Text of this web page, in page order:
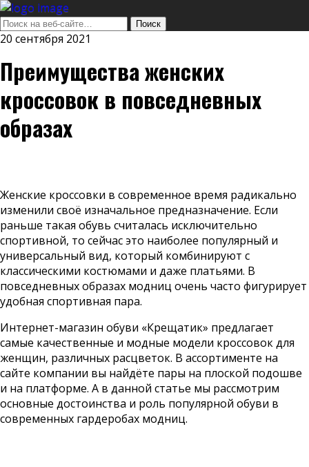
20 сентября 2021
Преимущества женских
кроссовок в повседневных
образах
Женские кроссовки в современное время радикально
изменили своё изначальное предназначение. Если
раньше такая обувь считалась исключительно
спортивной, то сейчас это наиболее популярный и
универсальный вид, который комбинируют с
классическими костюмами и даже платьями. В
повседневных образах модниц очень часто фигурирует
удобная спортивная пара.
Интернет-магазин обуви «Крещатик» предлагает
самые качественные и модные модели кроссовок для
женщин, различных расцветок. В ассортименте на
сайте компании вы найдёте пары на плоской подошве
и на платформе. А в данной статье мы рассмотрим
основные достоинства и роль популярной обуви в
современных гардеробах модниц.